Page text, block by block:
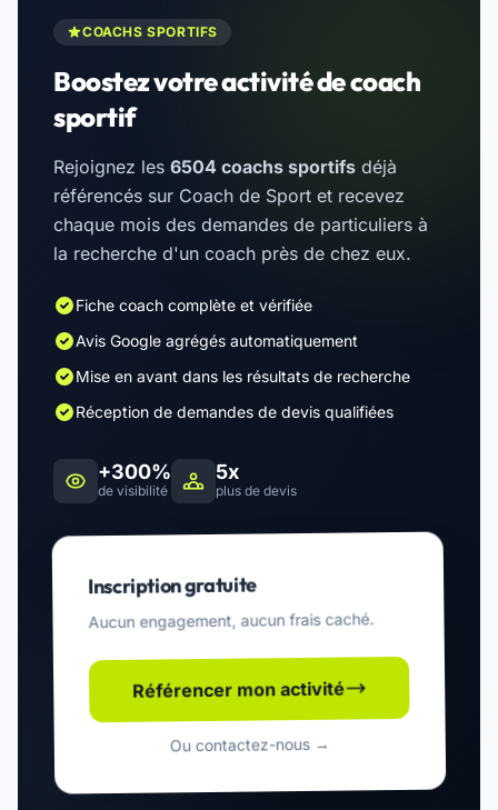
COACHS SPORTIFS
Boostez votre activité de coach
sportif
Rejoignez les 6504 coachs sportifs déjà
référencés sur Coach de Sport et recevez
chaque mois des demandes de particuliers à
la recherche d'un coach près de chez eux.
Fiche coach complète et vérifiée
Avis Google agrégés automatiquement
Mise en avant dans les résultats de recherche
Réception de demandes de devis qualifiées
+300%
de visibilité
5x
plus de devis
Inscription gratuite
Aucun engagement, aucun frais caché.
Référencer mon activité
Ou contactez-nous →